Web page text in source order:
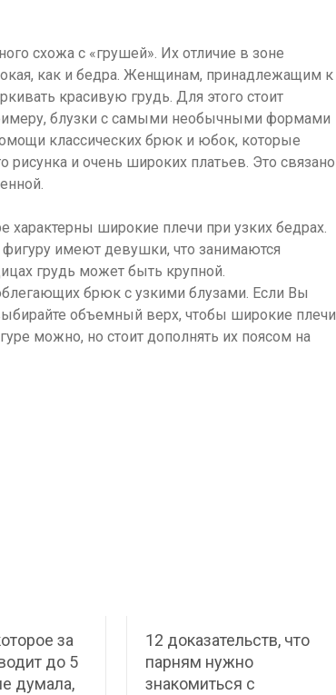
схожа с «грушей». Их отличие в зоне
как и бедра. Женщинам, принадлежащим к
красивую грудь. Для этого стоит
блузки с самыми необычными формами
классических брюк и юбок, которые
и очень широких платьев. Это связано
характерны широкие плечи при узких бедрах.
имеют девушки, что занимаются
грудь может быть крупной.
брюк с узкими блузами. Если Вы
объемный верх, чтобы широкие плечи
можно, но стоит дополнять их поясом на
за
до 5
думала,
12 доказательств, что
парням нужно
знакомиться с